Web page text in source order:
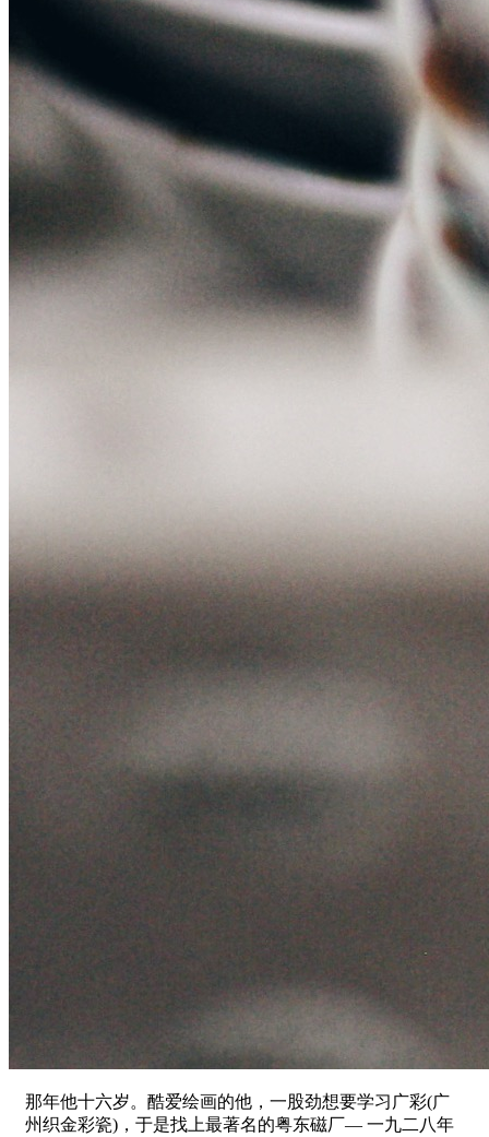
那年他十六岁。酷爱绘画的他，一股劲想要学习广彩(广
州织金彩瓷)，于是找上最著名的粤东磁厂— 一九二八年